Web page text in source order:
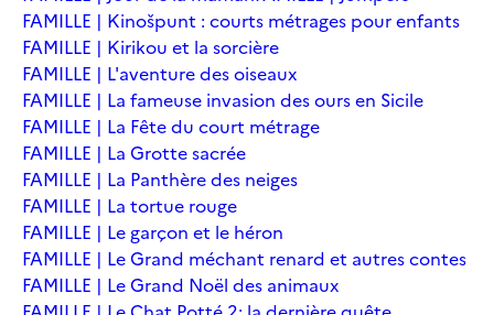
FAMILLE | Kinošpunt : courts métrages pour enfants
FAMILLE | Kirikou et la sorcière
FAMILLE | L'aventure des oiseaux
FAMILLE | La fameuse invasion des ours en Sicile
FAMILLE | La Fête du court métrage
FAMILLE | La Grotte sacrée
FAMILLE | La Panthère des neiges
FAMILLE | La tortue rouge
FAMILLE | Le garçon et le héron
FAMILLE | Le Grand méchant renard et autres contes
FAMILLE | Le Grand Noël des animaux